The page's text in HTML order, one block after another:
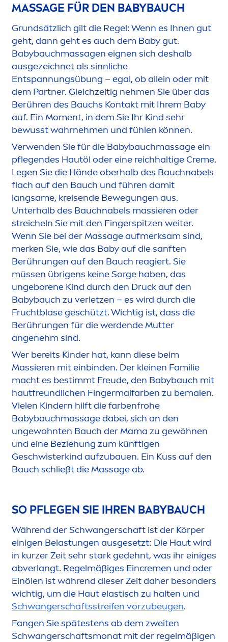
MASSAGE FÜR DEN BABYBAUCH
Grundsätzlich gilt die Regel: Wenn es Ihnen gut
geht, dann geht es auch dem Baby gut.
Babybauchmassagen eignen sich deshalb
ausgezeichnet als sinnliche
Entspannungsübung – egal, ob allein oder mit
dem Partner. Gleichzeitig nehmen Sie über das
Berühren des Bauchs Kontakt mit Ihrem Baby
auf. Ein Moment, in dem Sie Ihr Kind sehr
bewusst wahrnehmen und fühlen können.
Verwenden Sie für die Babybauchmassage ein
pflegendes Hautöl oder eine reichhaltige Creme.
Legen Sie die Hände oberhalb des Bauchnabels
flach auf den Bauch und führen damit
langsame, kreisende Bewegungen aus.
Unterhalb des Bauchnabels massieren oder
streicheln Sie mit den Fingerspitzen weiter.
Wenn Sie bei der Massage aufmerksam sind,
merken Sie, wie das Baby auf die sanften
Berührungen auf den Bauch reagiert. Sie
müssen übrigens keine Sorge haben, das
ungeborene Kind durch den Druck auf den
Babybauch zu verletzen – es wird durch die
Fruchtblase geschützt. Wichtig ist, dass die
Berührungen für die werdende Mutter
angenehm sind.
Wer bereits Kinder hat, kann diese beim
Massieren mit einbinden. Der kleinen Familie
macht es bestimmt Freude, den Babybauch mit
hautfreundlichen Fingermalfarben zu bemalen.
Vielen Kindern hilft die farbenfrohe
Babybauchmassage dabei, sich an den
ungewohnten Bauch der Mama zu gewöhnen
und eine Beziehung zum künftigen
Geschwisterkind aufzubauen. Ein Kuss auf den
Bauch schließt die Massage ab.
SO PFLEGEN SIE IHREN BABYBAUCH
Während der Schwangerschaft ist der Körper
einigen Belastungen ausgesetzt: Die Haut wird
in kurzer Zeit sehr stark gedehnt, was ihr einiges
abverlangt. Regelmäßiges Eincremen und oder
Einölen ist während dieser Zeit daher besonders
wichtig, um die Haut elastisch zu halten und
Schwangerschaftsstreifen vorzubeugen.
Fangen Sie spätestens ab dem zweiten
Schwangerschaftsmonat mit der regelmäßigen